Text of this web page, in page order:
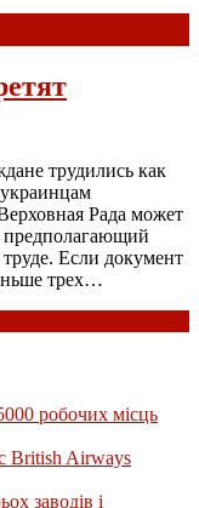
трудились как
Рада может
предполагающий
Если документ
трех…
робочих місць
British Airways
заводів і